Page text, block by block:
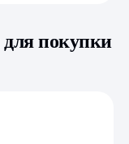
покупки